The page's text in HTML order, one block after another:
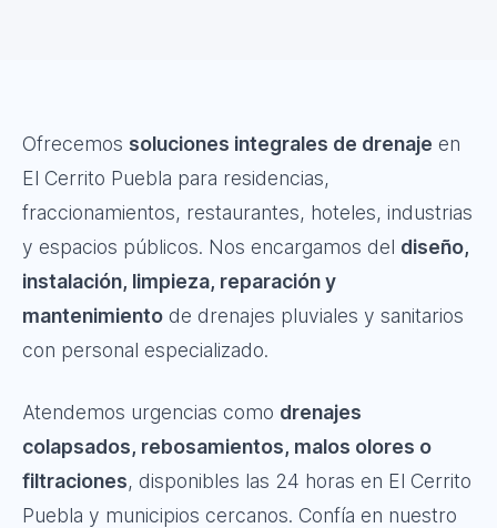
Ofrecemos soluciones integrales de drenaje en
El Cerrito Puebla para residencias,
fraccionamientos, restaurantes, hoteles, industrias
y espacios públicos. Nos encargamos del diseño,
instalación, limpieza, reparación y
mantenimiento de drenajes pluviales y sanitarios
con personal especializado.
Atendemos urgencias como drenajes
colapsados, rebosamientos, malos olores o
filtraciones, disponibles las 24 horas en El Cerrito
Puebla y municipios cercanos. Confía en nuestro